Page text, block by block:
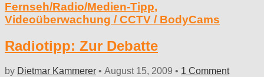
Fernseh/Radio/Medien-Tipp,
Videoüberwachung / CCTV / BodyCams
Radiotipp: Zur Debatte
by Dietmar Kammerer • August 15, 2009 • 1 Comment